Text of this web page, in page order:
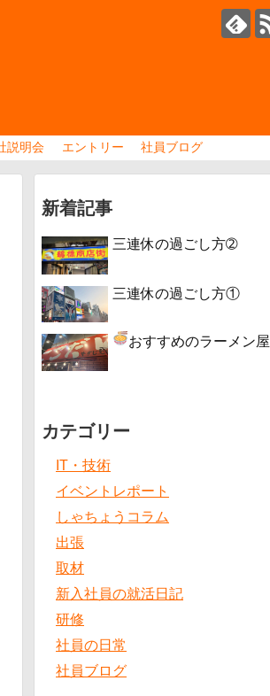
説明会 エントリー 社員ブログ
新着記事
三連休の過ごし方➁
三連休の過ごし方①
おすすめのラーメン屋
カテゴリー
IT・技術
イベントレポート
しゃちょうコラム
出張
取材
新入社員の就活日記
研修
社員の日常
社員ブログ